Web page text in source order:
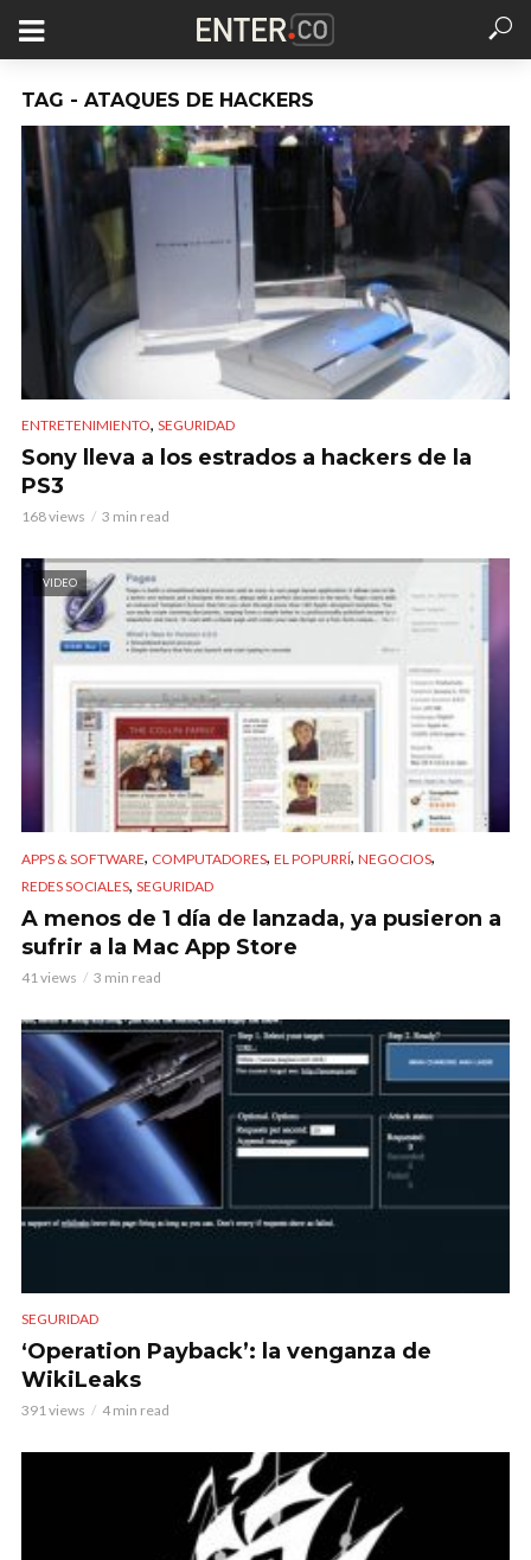
TAG - ATAQUES DE HACKERS
ENTRETENIMIENTO, SEGURIDAD
Sony lleva a los estrados a hackers de la
PS3
168 views 3 min read
VIDEO
APPS & SOFTWARE, COMPUTADORES, EL POPURRÍ, NEGOCIOS,
REDES SOCIALES, SEGURIDAD
A menos de 1 día de lanzada, ya pusieron a
sufrir a la Mac App Store
41 views 3 min read
SEGURIDAD
‘Operation Payback’: la venganza de
WikiLeaks
391 views 4 min read